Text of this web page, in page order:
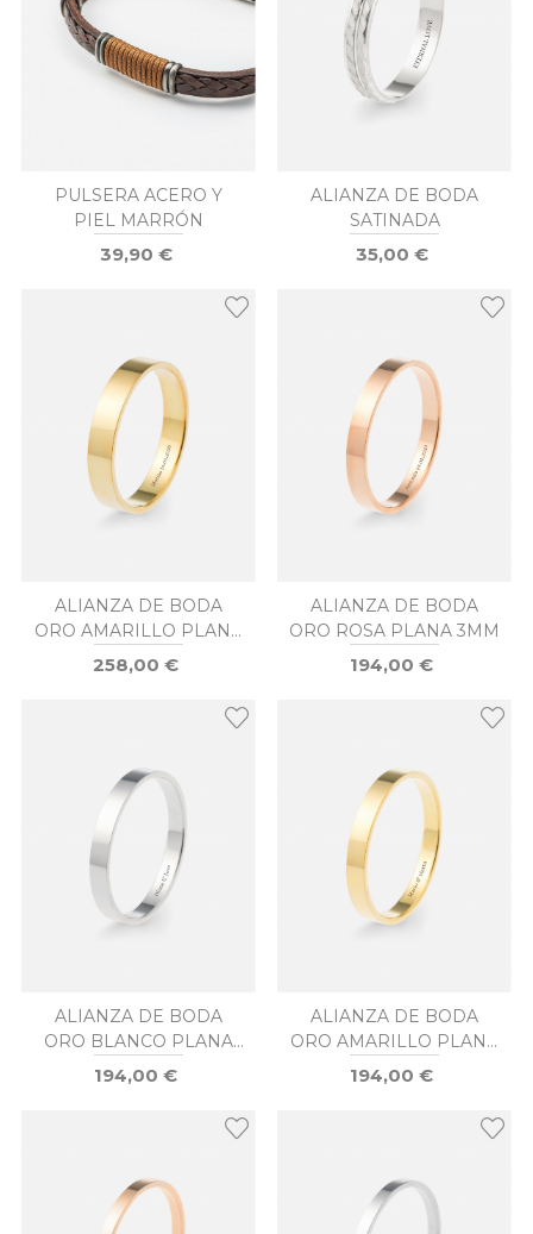
PULSERA ACERO Y
PIEL MARRÓN
39,90 €
ALIANZA DE BODA
SATINADA
35,00 €
ALIANZA DE BODA
ORO AMARILLO PLANA
4MM
258,00 €
ALIANZA DE BODA
ORO ROSA PLANA 3MM
194,00 €
ALIANZA DE BODA
ORO BLANCO PLANA
3MM
194,00 €
ALIANZA DE BODA
ORO AMARILLO PLANA
3MM
194,00 €